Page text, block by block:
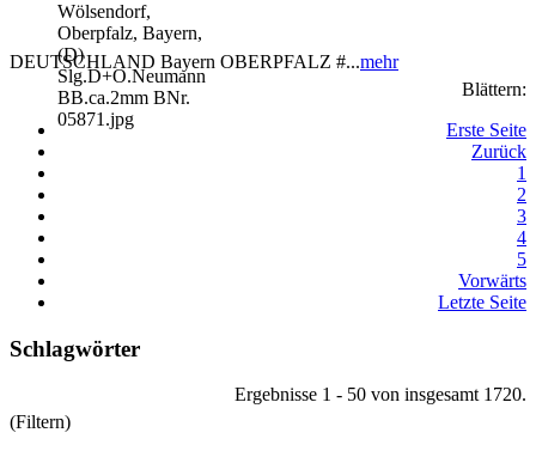
DEUTSCHLAND Bayern OBERPFALZ #...mehr
Blättern:
Erste Seite
Zurück
1
2
3
4
5
Vorwärts
Letzte Seite
Schlagwörter
Ergebnisse 1 - 50 von insgesamt 1720.
(Filtern)